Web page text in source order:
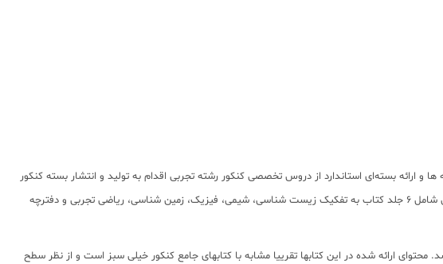
ارائه بسته‌ای استاندارد از دروس تخصصی کنکور رشته تجربی اقدام به تولید و انتشار بسته کنکور
رشته تجربی 360 خیلی سبز نموده که علاوه بر ارائه محتوای استانداردی از بانک تست، شامل کیوارکدهای آموزش رایگان نیز هست. این بسته به طور کلی شامل 6 جلد کتاب به تفکیک زیست شناسی، شیمی، فیزیک، زمین شناسی، ریاضی تجربی و دفترچه
ارائه شده در این کتابها تقرییا مشابه با کتابهای جامع کنکور خیلی سبز است و از نظر سطح